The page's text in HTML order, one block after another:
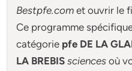
Bestpfe.com et ouvrir le
Ce programme
catégorie pfe DE LA
LA BREBISsciencesoù